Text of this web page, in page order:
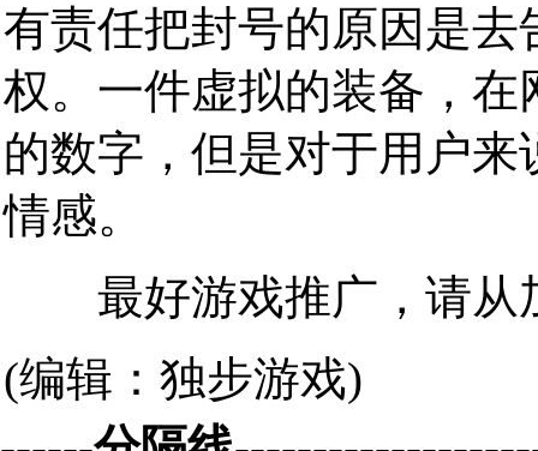
有责任把封号的原因是
权。一件虚拟的装备，
的数字，但是对于用户
情感。
最好游戏推广，请从
(编辑：独步游戏)